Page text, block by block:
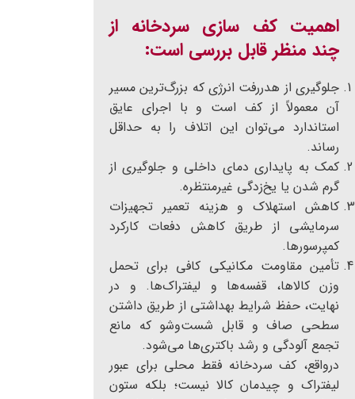
اهمیت کف سازی سردخانه از
چند منظر قابل بررسی است:
جلوگیری از هدررفت انرژی که بزرگ‌ترین مسیر
آن معمولاً از کف است و با اجرای عایق
استاندارد می‌توان این اتلاف را به حداقل
رساند.
کمک به پایداری دمای داخلی و جلوگیری از
گرم شدن یا یخ‌زدگی غیرمنتظره.
کاهش استهلاک و هزینه تعمیر تجهیزات
سرمایشی از طریق کاهش دفعات کارکرد
کمپرسورها.
تأمین مقاومت مکانیکی کافی برای تحمل
وزن کالاها، قفسه‌ها و لیفتراک‌ها. و در
نهایت، حفظ شرایط بهداشتی از طریق داشتن
سطحی صاف و قابل شست‌وشو که مانع
تجمع آلودگی و رشد باکتری‌ها می‌شود.
درواقع، کف سردخانه فقط محلی برای عبور
لیفتراک و چیدمان کالا نیست؛ بلکه ستون